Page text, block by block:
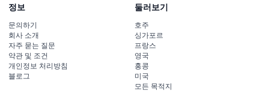
정보
문의하기
회사 소개
자주 묻는 질문
약관 및 조건
개인정보 처리방침
블로그
둘러보기
호주
싱가포르
프랑스
영국
홍콩
미국
모든 목적지